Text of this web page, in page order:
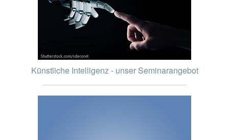
Künstliche Intelligenz - unser Seminarangebot